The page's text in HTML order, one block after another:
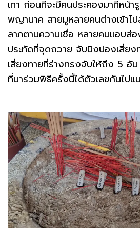
เทา ก่อนที่จะมีคนประคองมาที่หน้
พญานาค สายมูหลายคนต่างเข้าไ
ลาภตามความเชื่อ หลายคนแอบส่
ประทัดที่จุดถวาย จับปิงปองเสี่ยง
เสี่ยงทายที่ร่างทรงจับให้ถึง 5 อั
ที่มาร่วมพิธีครั้งนี้ได้ตัวเลขกันไป